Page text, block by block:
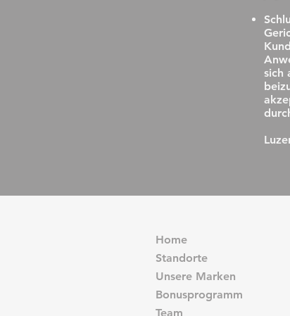
sich
Home
Standorte
Unsere Marken
Bonusprogramm
Team